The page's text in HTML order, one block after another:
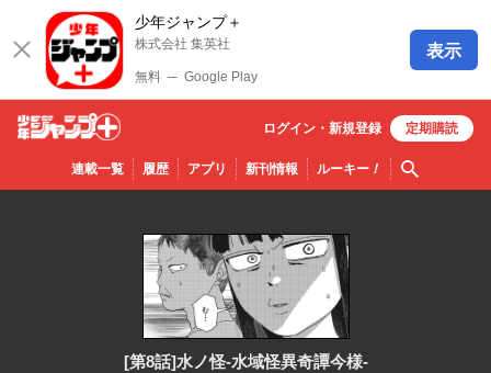
少年ジャンプ＋
株式会社 集英社
無料 ─ Google Play
表示
少年ジ
ャンプ
連載一覧 履歴 アプリ 新刊情報 ルーキー！ 検索
ログイン・ 新規登録 定期購読
[第8話]水ノ怪-水域怪異奇譚今様-